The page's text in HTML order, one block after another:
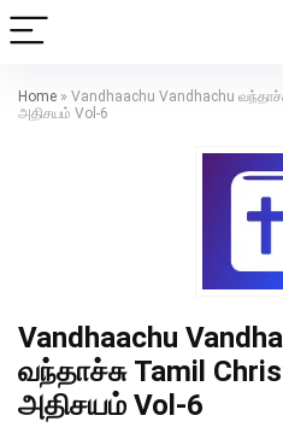
Home » Vandhaachu Vandhachu
அதிசயம் Vol-6
Vandhaachu
வந்தாச்சு Tamil
அதிசயம் Vol-6